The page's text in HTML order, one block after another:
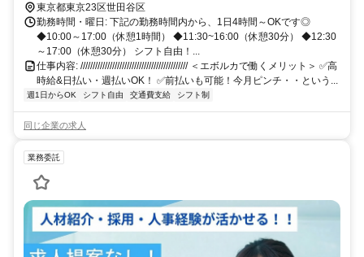
東京都東京23区世田谷区
勤務時間・曜日: 下記の勤務時間内から、1日4時間～OKです◎
◆10:00～17:00（休憩1時間） ◆11:30~16:00（休憩30分） ◆12:30
～17:00（休憩30分） シフト自由！...
仕事内容: //////////////////////////////////////////// ＜エボルカで働くメリット＞ ✅高
時給&日払い・週払いOK！ ✅前払いも可能！今月ピンチ・・という...
週1日からOK シフト自由 交通費支給 シフト制
同じ企業の求人
業務委託